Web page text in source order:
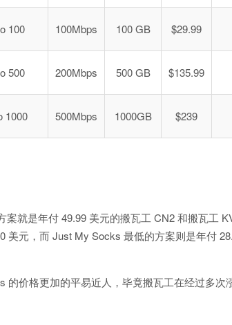
100 100Mbps 100 GB $29.99
500 200Mbps 500 GB $135.99
1000 500Mbps 1000GB $239
案就是年付 49.99 美元的搬瓦工 CN2 和搬瓦工
美元，而 Just My Socks 最低的方案则是年付
的价格更加的平易近人，毕竟搬瓦工在经过多次